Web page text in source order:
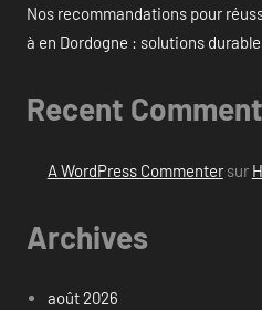
Nos recommandations pour
à en Dordogne : solutions
Recent
A WordPress Commentersur
Archives
août 2026